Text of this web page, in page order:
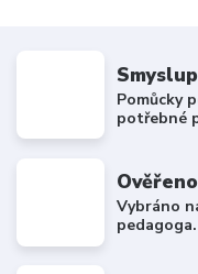
Pomůcky
potřebné
Vybráno
pedagoga.